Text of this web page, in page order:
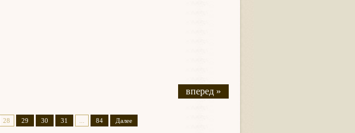
вперед »
28 29 30 31 84 Далее